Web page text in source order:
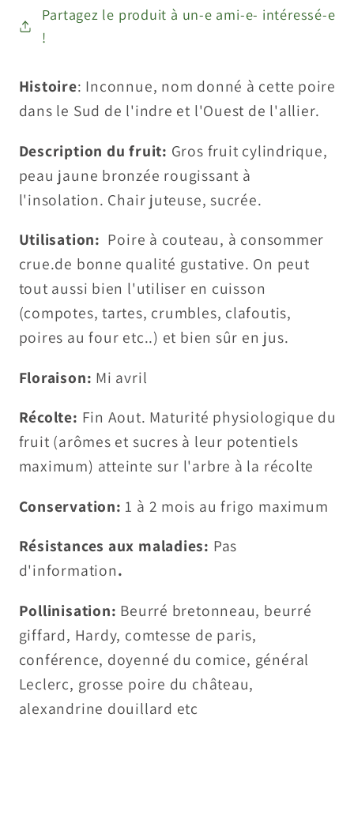
Partagez le produit à un-e ami-e- intéressé-e
!
Histoire: Inconnue, nom donné à cette poire
dans le Sud de l'indre et l'Ouest de l'allier.
Description du fruit: Gros fruit cylindrique,
peau jaune bronzée rougissant à
l'insolation. Chair juteuse, sucrée.
Utilisation: Poire à couteau, à consommer
crue.de bonne qualité gustative. On peut
tout aussi bien l'utiliser en cuisson
(compotes, tartes, crumbles, clafoutis,
poires au four etc..) et bien sûr en jus.
Floraison: Mi avril
Récolte: Fin Aout. Maturité physiologique du
fruit (arômes et sucres à leur potentiels
maximum) atteinte sur l'arbre à la récolte
Conservation: 1 à 2 mois au frigo maximum
Résistances aux maladies: Pas
d'information.
Pollinisation: Beurré bretonneau, beurré
giffard, Hardy, comtesse de paris,
conférence, doyenné du comice, général
Leclerc, grosse poire du château,
alexandrine douillard etc